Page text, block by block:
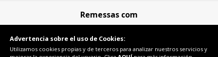
Remessas com
Advertencia sobre el uso de Cookies:
Utilizamos cookies propias y de terceros para analizar nuestros servicios y